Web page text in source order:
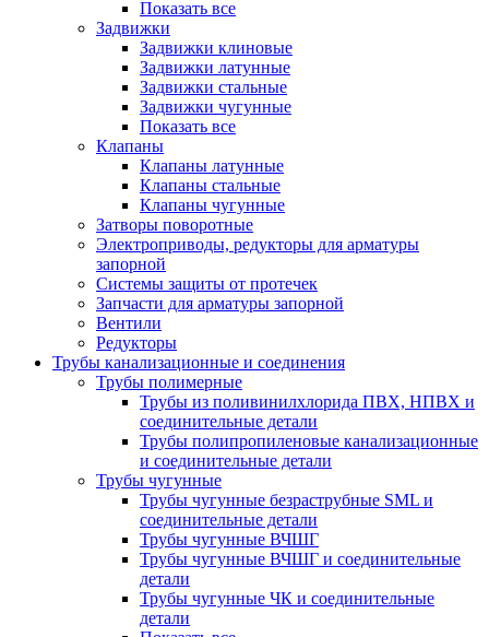
Показать все
Задвижки
Задвижки клиновые
Задвижки латунные
Задвижки стальные
Задвижки чугунные
Показать все
Клапаны
Клапаны латунные
Клапаны стальные
Клапаны чугунные
Затворы поворотные
Электроприводы, редукторы для арматуры
запорной
Системы защиты от протечек
Запчасти для арматуры запорной
Вентили
Редукторы
Трубы канализационные и соединения
Трубы полимерные
Трубы из поливинилхлорида ПВХ, НПВХ и
соединительные детали
Трубы полипропиленовые канализационные
и соединительные детали
Трубы чугунные
Трубы чугунные безраструбные SML и
соединительные детали
Трубы чугунные ВЧШГ
Трубы чугунные ВЧШГ и соединительные
детали
Трубы чугунные ЧК и соединительные
детали